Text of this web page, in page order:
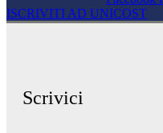
ISCRIVITI AD UNICOST
Scrivici